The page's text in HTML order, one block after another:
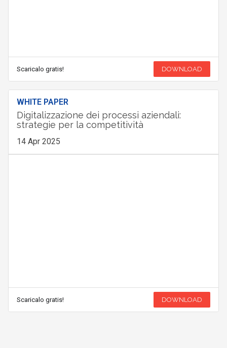
Scaricalo gratis! DOWNLOAD
WHITE PAPER
Digitalizzazione dei processi aziendali:
strategie per la competitività
14 Apr 2025
Scaricalo gratis! DOWNLOAD